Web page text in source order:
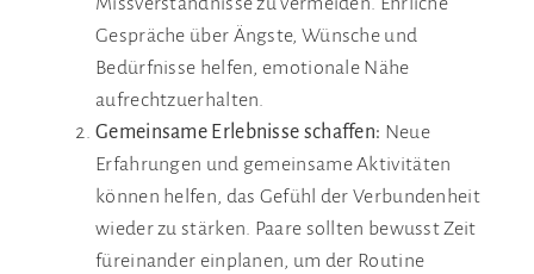
Gespräche über Ängste, Wünsche und
Bedürfnisse helfen, emotionale Nähe
aufrechtzuerhalten.
Gemeinsame Erlebnisse schaffen: Neue
Erfahrungen und gemeinsame Aktivitäten
können helfen, das Gefühl der Verbundenheit
wieder zu stärken. Paare sollten bewusst Zeit
füreinander einplanen, um der Routine